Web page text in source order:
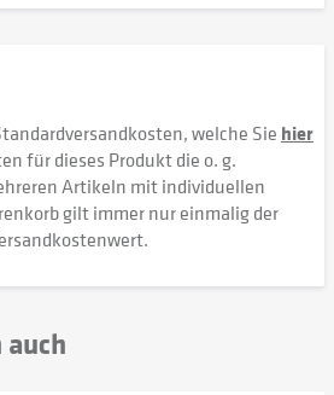
welche Sie hier
für dieses Produkt die o. g.
Artikeln mit individuellen
gilt immer nur einmalig der